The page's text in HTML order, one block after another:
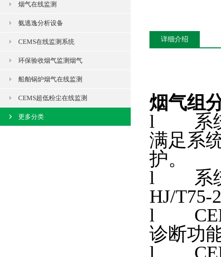
烟气在线监测
氨逃逸分析设备
CEMS在线监测系统
环保验收烟气监测烟气
船舶锅炉烟气在线监测
CEMS超低粉尘在线监测
更多分类
详细介绍
烟气组
l 系统
满足系
护。
l 系统
HJ/T75-
l
诊断功
l